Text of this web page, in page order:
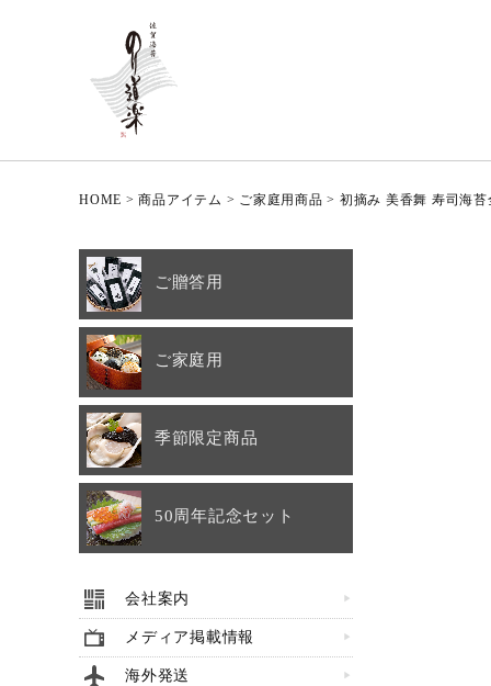
HOME 商品アイテム ご家庭用商品 初摘み 美香舞 寿司海苔
ご贈答用
ご家庭用
季節限定商品
50周年記念セット
会社案内
メディア掲載情報
海外発送